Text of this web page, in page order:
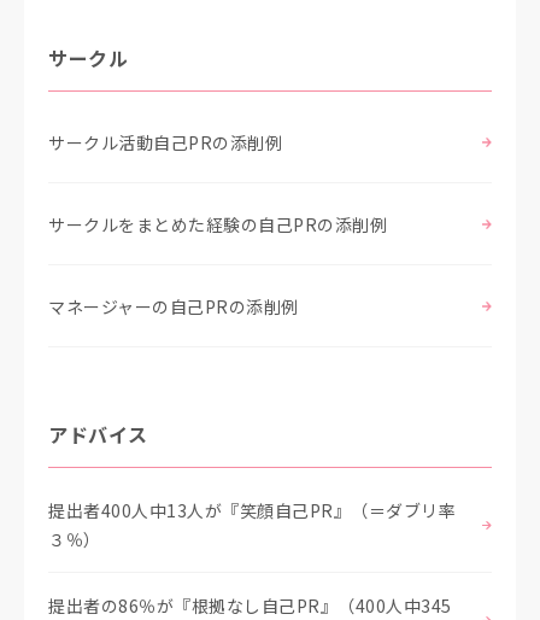
サークル
サークル活動自己PRの添削例
サークルをまとめた経験の自己PRの添削例
マネージャーの自己PRの添削例
アドバイス
提出者400人中13人が『笑顔自己PR』（＝ダブリ率
３％）
提出者の86％が『根拠なし自己PR』（400人中345